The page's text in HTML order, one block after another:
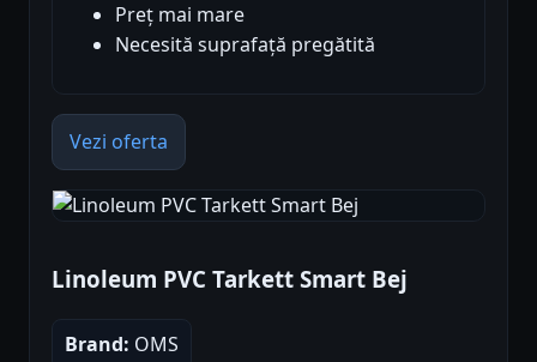
Preț mai mare
Necesită suprafață pregătită
Vezi oferta
Linoleum PVC Tarkett Smart Bej
Brand: OMS